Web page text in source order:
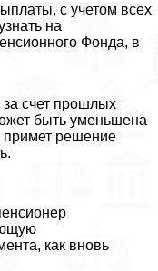
с учетом всех
на
Фонда, в
за счет прошлых
быть уменьшена
примет решение
как вновь